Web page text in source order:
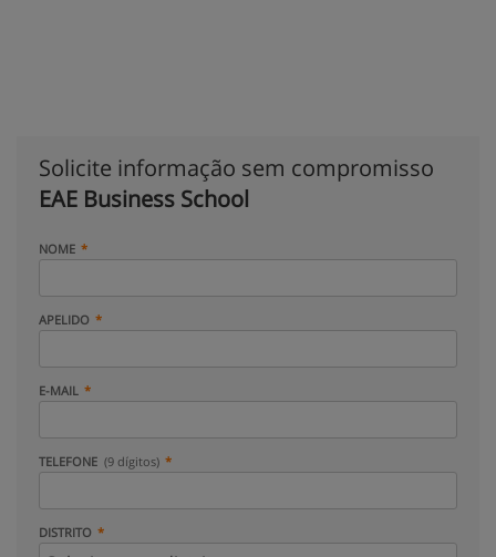
Solicite informação sem compromisso
EAE Business School
NOME
APELIDO
E-MAIL
TELEFONE (9 dígitos)
DISTRITO